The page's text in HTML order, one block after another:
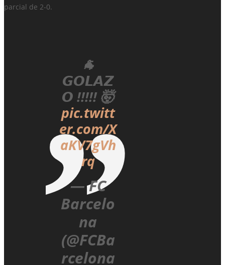
parcial de 2-0.
🐐
𝙂𝙊𝙇𝘼𝙕
𝙊 !!!!! 🤯
pic.twitt
er.com/X
aKV7gVh
rq
— FC
Barcelo
na
(@FCBa
rcelona